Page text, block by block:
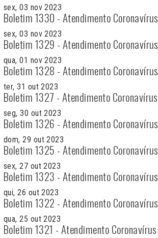
sex, 03 nov 2023
Boletim 1330 - Atendimento Coronavírus
sex, 03 nov 2023
Boletim 1329 - Atendimento Coronavírus
qua, 01 nov 2023
Boletim 1328 - Atendimento Coronavírus
ter, 31 out 2023
Boletim 1327 - Atendimento Coronavírus
seg, 30 out 2023
Boletim 1326 - Atendimento Coronavírus
dom, 29 out 2023
Boletim 1325 - Atendimento Coronavírus
sex, 27 out 2023
Boletim 1323 - Atendimento Coronavírus
qui, 26 out 2023
Boletim 1322 - Atendimento Coronavírus
qua, 25 out 2023
Boletim 1321 - Atendimento Coronavírus